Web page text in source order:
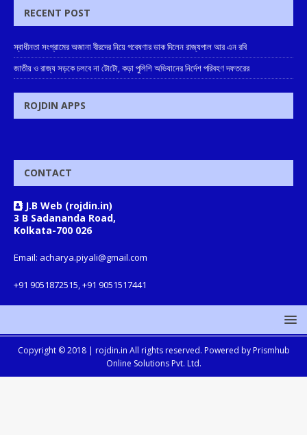
RECENT POST
স্বাধীনতা সংগ্রামের অজানা বীরদের নিয়ে গবেষণার ডাক দিলেন রাজ্যপাল আর এন রবি
জাতীয় ও রাজ্য সড়কে চলবে না টোটো, কড়া পুলিশি অভিযানের নির্দেশ পরিবহণ দফতরের
ROJDIN APPS
CONTACT
J.B Web (rojdin.in)
3 B Sadananda Road,
Kolkata-700 026
Email: acharya.piyali@gmail.com
+91 9051872515, +91 9051517441
Copyright © 2018 | rojdin.in All rights reserved. Powered by Prismhub
Online Solutions Pvt. Ltd.